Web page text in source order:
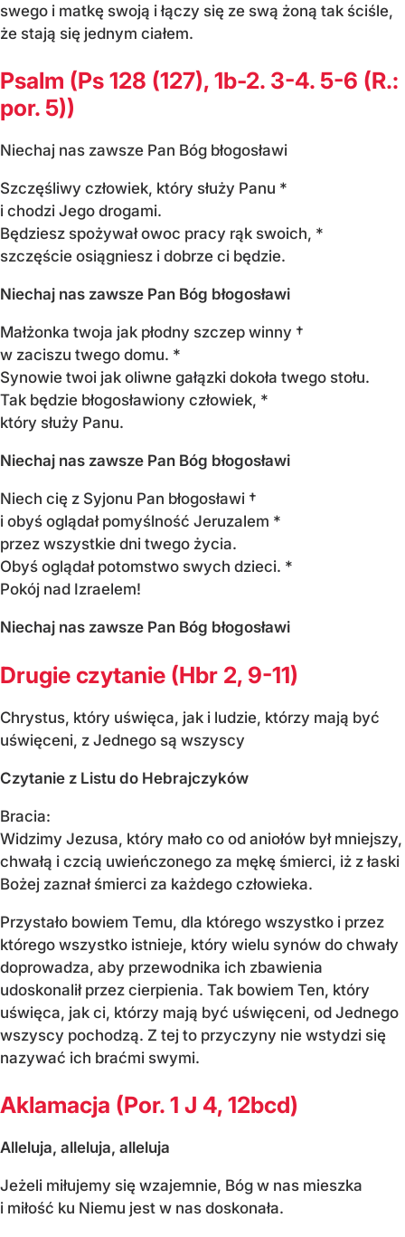
swego i matkę swoją i łączy się ze swą żoną tak ściśle,
że stają się jednym ciałem.
Psalm (Ps 128 (127), 1b-2. 3-4. 5-6 (R.:
por. 5))
Niechaj nas zawsze Pan Bóg błogosławi
Szczęśliwy człowiek, który służy Panu *
i chodzi Jego drogami.
Będziesz spożywał owoc pracy rąk swoich, *
szczęście osiągniesz i dobrze ci będzie.
Niechaj nas zawsze Pan Bóg błogosławi
Małżonka twoja jak płodny szczep winny †
w zaciszu twego domu. *
Synowie twoi jak oliwne gałązki dokoła twego stołu.
Tak będzie błogosławiony człowiek, *
który służy Panu.
Niechaj nas zawsze Pan Bóg błogosławi
Niech cię z Syjonu Pan błogosławi †
i obyś oglądał pomyślność Jeruzalem *
przez wszystkie dni twego życia.
Obyś oglądał potomstwo swych dzieci. *
Pokój nad Izraelem!
Niechaj nas zawsze Pan Bóg błogosławi
Drugie czytanie (Hbr 2, 9-11)
Chrystus, który uświęca, jak i ludzie, którzy mają być
uświęceni, z Jednego są wszyscy
Czytanie z Listu do Hebrajczyków
Bracia:
Widzimy Jezusa, który mało co od aniołów był mniejszy,
chwałą i czcią uwieńczonego za mękę śmierci, iż z łaski
Bożej zaznał śmierci za każdego człowieka.
Przystało bowiem Temu, dla którego wszystko i przez
którego wszystko istnieje, który wielu synów do chwały
doprowadza, aby przewodnika ich zbawienia
udoskonalił przez cierpienia. Tak bowiem Ten, który
uświęca, jak ci, którzy mają być uświęceni, od Jednego
wszyscy pochodzą. Z tej to przyczyny nie wstydzi się
nazywać ich braćmi swymi.
Aklamacja (Por. 1 J 4, 12bcd)
Alleluja, alleluja, alleluja
Jeżeli miłujemy się wzajemnie, Bóg w nas mieszka
i miłość ku Niemu jest w nas doskonała.